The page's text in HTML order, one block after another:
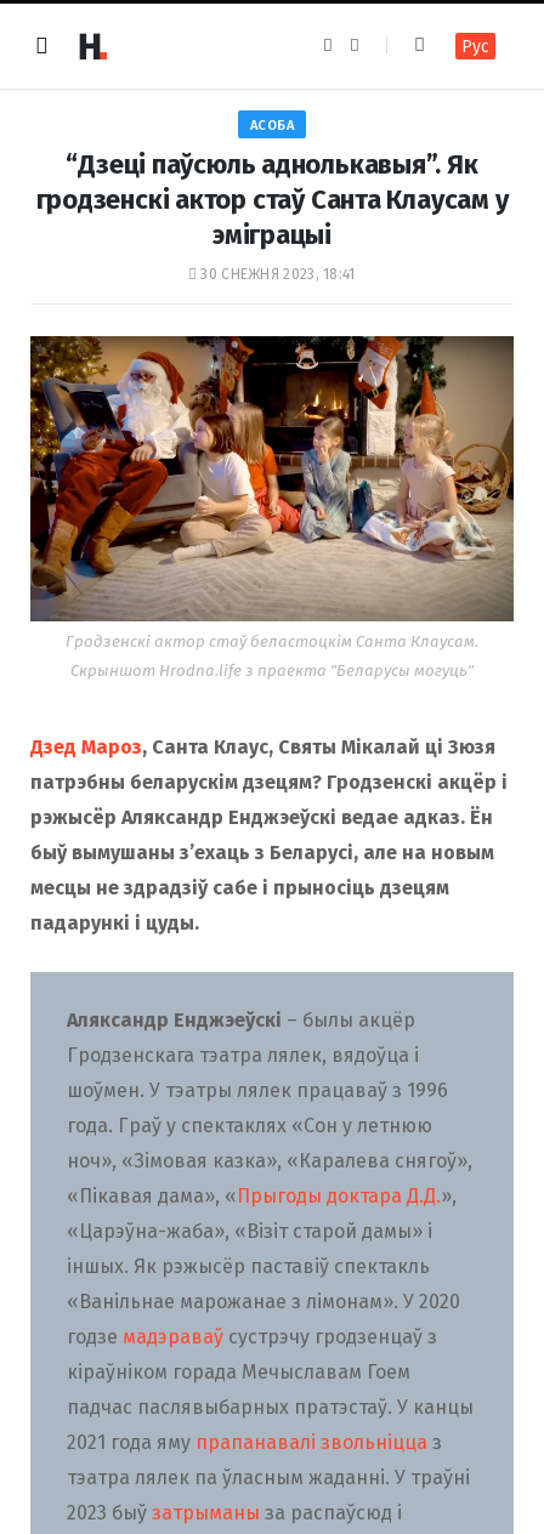
e
k
t
a
m
Рус
АСОБА
“Дзеці паўсюль аднолькавыя”. Як
гродзенскі актор стаў Санта Клаусам у
эміграцыі
30 СНЕЖНЯ 2023, 18:41
Гродзенскі актор стаў беластоцкім Санта Клаусам.
Скрыншот Hrodna.life з праекта "Беларусы могуць"
Дзед Мароз, Санта Клаус, Святы Мікалай ці Зюзя
патрэбны беларускім дзецям? Гродзенскі акцёр і
рэжысёр Аляксандр Енджэеўскі ведае адказ. Ён
быў вымушаны з’ехаць з Беларусі, але на новым
месцы не здрадзіў сабе і прыносіць дзецям
падарункі і цуды.
Аляксандр Енджэеўскі – былы акцёр
Гродзенскага тэатра лялек, вядоўца і
шоўмен. У тэатры лялек працаваў з 1996
года. Граў у спектаклях «Сон у летнюю
ноч», «Зімовая казка», «Каралева снягоў»,
«Пікавая дама», «Прыгоды доктара Д.Д.»,
«Царэўна-жаба», «Візіт старой дамы» і
іншых. Як рэжысёр паставіў спектакль
«Ванільнае марожанае з лімонам». У 2020
годзе мадэраваў сустрэчу гродзенцаў з
кіраўніком горада Мечыславам Гоем
падчас паслявыбарных пратэстаў. У канцы
2021 года яму прапанавалі звольніцца з
тэатра лялек па ўласным жаданні. У траўні
2023 быў затрыманы за распаўсюд і